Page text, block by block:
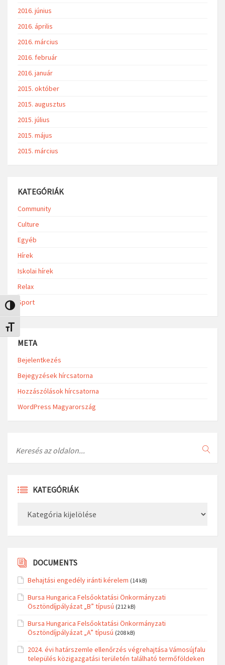
Nagy kontraszt váltása
Betűméret váltása
2016. június
2016. április
2016. március
2016. február
2016. január
2015. október
2015. augusztus
2015. július
2015. május
2015. március
KATEGÓRIÁK
Community
Culture
Egyéb
Hírek
Iskolai hírek
Relax
Sport
META
Bejelentkezés
Bejegyzések hírcsatorna
Hozzászólások hírcsatorna
WordPress Magyarország
KATEGÓRIÁK
DOCUMENTS
Behajtási engedély iránti kérelem (14 kB)
Bursa Hungarica Felsőoktatási Önkormányzati
Ösztöndíjpályázat „B” típusú (212 kB)
Bursa Hungarica Felsőoktatási Önkormányzati
Ösztöndíjpályázat „A” típusú (208 kB)
2024. évi határszemle ellenőrzés végrehajtása Vámosújfalu
település közigazgatási területén található termőföldeken